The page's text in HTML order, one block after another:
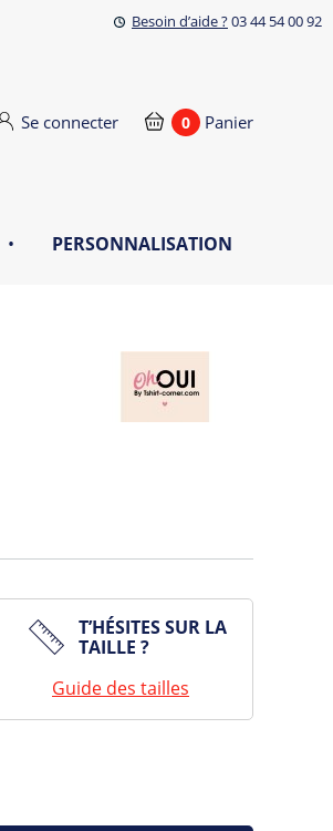
Besoin d’aide ?03 44 54 00 92
Se connecter 0 Panier
• PERSONNALISATION
T’HÉSITES SUR LA
TAILLE ?
Guide des tailles